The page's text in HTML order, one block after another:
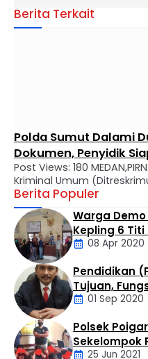
Berita Terkait
Polda Sumut Dalami
Dokumen, Penyidik
Sejumlah Bukti
Post Views: 180
Kriminal Umum
terus mendalami dugaan
surat yang dilaporkan oleh
Hal tersebut tertuang
perkembangan hasil
B/1723/VII/RES.1.9/2026/
2026. Dalam surat
dilakukan berdasarkan
LP/B/652/IV/2026/SPKT/
Berita Populer
Daerah
Warga
Kepling 6
Tak Perduli
08 Apr 2020
Artikel
Pendidikan
Tujuan,
01 Sep 2020
Polsek
Sekelompok
25 Jun 2021